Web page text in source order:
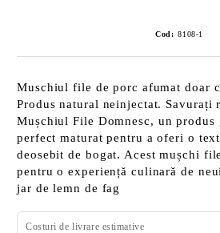
Cod: 8108-1
Muschiul file de porc afumat doar
Produs natural neinjectat. Savurați
Mușchiul File Domnesc, un produs
perfect maturat pentru a oferi o
deosebit de bogat. Acest mușchi
pentru o experiență culinară de
jar de lemn de fag
Costuri de livrare estimative